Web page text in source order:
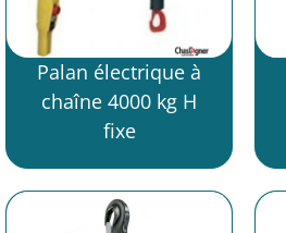
Palan électrique à
chaîne 4000 kg H
fixe